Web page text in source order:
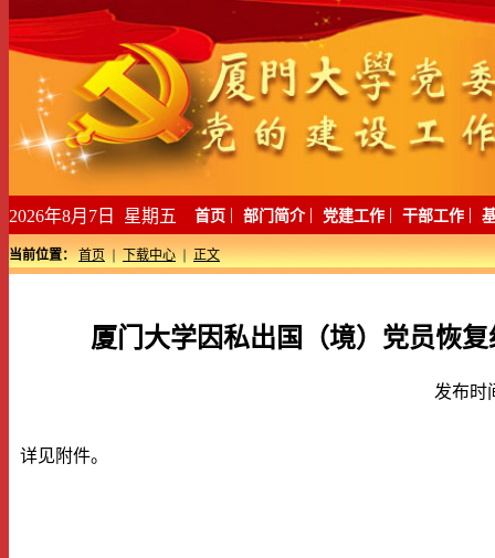
2026年8月7日 星期五 首页 | 部门简介| 党建工作 | 干部工作 |
当前位置： 首页 下载中心 正文
厦门大学因私出国（境）党员恢
发布时
详见附件。